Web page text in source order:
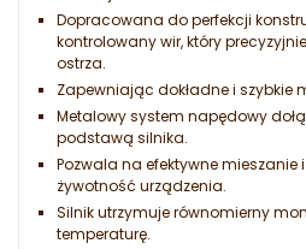
Dopracowana do perfekcji
kontrolowany wir, który
ostrza.
Zapewniając dokładne i szybkie
Metalowy system napędowy
podstawą silnika.
Pozwala na efektywne mieszanie
żywotność urządzenia.
Silnik utrzymuje równomierny
temperaturę.